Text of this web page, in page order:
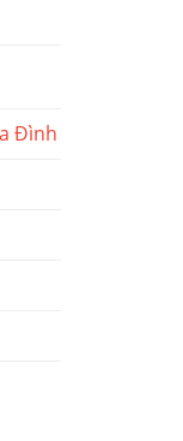
Đình